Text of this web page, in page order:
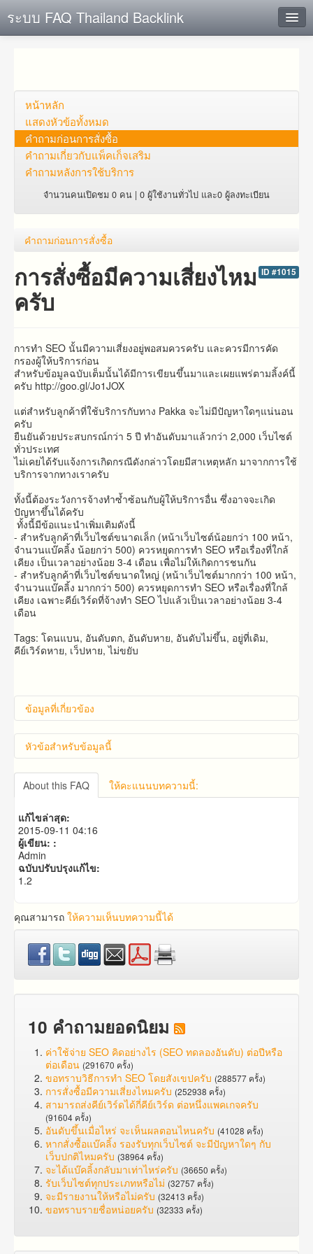
ระบบ FAQ Thailand Backlink
ตั้งคำถาม
ดูคำถาม
คุณต้องการที่จะลงทะเบียนหรือไม่?
หน้าหลัก
แสดงหัวข้อทั้งหมด
คำถาม​ก่อน​การ​สั่งซื้อ​
คำถาม​เกี่ยว​กับ​แพ็คเก็จ​เสริม
คำถามหลังการใช้บริการ
จำนวนคนเปิดชม 0 คน | 0 ผู้ใช้งานทั่วไป และ0 ผู้ลงทะเบียน
คำถาม​ก่อน​การ​สั่งซื้อ​
ID #1015
การสั่งซื้อมีความเสี่ยงไหม
ครับ
การทำ SEO นั้นมีความเสี่ยงอยู่พอสมควรครับ และควรมีการคัด
กรองผู้ให้บริการก่อน
สำหรับข้อมูลฉบับเต็มนั้นได้มีการเขียนขึ้นมาและเผยแพร่ตามลิ้งค์นี้
ครับ http://goo.gl/Jo1JOX
แต่สำหรับลูกค้าที่ใช้บริการกับทาง Pakka จะไม่มีปัญหาใดๆแน่นอน
ครับ
ยืนยันด้วยประสบกรณ์กว่า 5 ปี ทำอันดับมาแล้วกว่า 2,000 เว็บไซต์
ทั่วประเทศ
ไม่เคยได้รับแจ้งการเกิดกรณีดังกล่าวโดยมีสาเหตุหลัก มาจากการใช้
บริการจากทางเราครับ
ทั้งนี้ต้องระวังการจ้างทำซ้ำซ้อนกับผู้ให้บริการอื่น ซึ่งอาจจะเกิด
ปัญหาขึ้นได้ครับ
ทั้งนี้มีข้อแนะนำเพิ่มเติมดังนี้
- สำหรับลูกค้าที่เว็บไซต์ขนาดเล็ก (หน้าเว็บไซต์น้อยกว่า 100 หน้า,
จำนวนแบ๊คลิ้ง น้อยกว่า 500) ควรหยุดการทำ SEO หรือเรื่องที่ใกล้
เคียง เป็นเวลาอย่างน้อย 3-4 เดือน เพื่อไม่ให้เกิดการชนกัน
- สำหรับลูกค้าที่เว็บไซต์ขนาดใหญ่ (หน้าเว็บไซต์มากกว่า 100 หน้า,
จำนวนแบ๊คลิ้ง มากกว่า 500) ควรหยุดการทำ SEO หรือเรื่องที่ใกล้
เคียง เฉพาะคีย์เวิร์ดที่จ้างทำ SEO ไปแล้วเป็นเวลาอย่างน้อย 3-4
เดือน
Tags: โดนแบน, อันดับตก, อันดับหาย, อันดับไม่ขึ้น, อยู่ที่เดิม,
คีย์เวิร์ดหาย, เว็ปหาย, ไม่ขยับ
ข้อมูลที่เกี่ยวข้อง
หัวข้อสำหรับข้อมูลนี้
คำถาม​ก่อน​การ​สั่งซื้อ​
คำถาม​เกี่ยว​กับ​แพ็คเก็จ​เสริม
About this FAQ ให้คะแนนบทความนี้:
แก้ไขล่าสุด:
2015-09-11 04:16
ผู้เขียน: :
Admin
ฉบับปรับปรุงแก้ไข:
1.2
คุณสามารถ ให้ความเห็นบทความนี้ได้
10 คำถามยอดนิยม
ค่าใช้จ่าย SEO คิดอย่างไร (SEO ทดลองอันดับ) ต่อปีหรือ
ต่อเดือน (291670 ครั้ง)
ขอทราบวิธีการทำ SEO โดยสังเขปครับ (288577 ครั้ง)
การสั่งซื้อมีความเสี่ยงไหมครับ (252938 ครั้ง)
สามารถส่งคีย์เวิร์ดได้กี่คีย์เวิร์ด ต่อหนึ่งแพคเกจครับ
(91604 ครั้ง)
อันดับขึ้นเมื่อไหร่ จะเห็นผลตอนไหนครับ (41028 ครั้ง)
หากสั่งซื้อแบ๊คลิ้ง รองรับทุกเว็บไซต์ จะมีปัญหาใดๆ กับ
เว็บปกติไหมครับ (38964 ครั้ง)
จะได้แบ๊คลิ้งกลับมาเท่าไหร่ครับ (36650 ครั้ง)
รับเว็บไซต์ทุกประเภทหรือไม่ (32757 ครั้ง)
จะมีรายงานให้หรือไม่ครับ (32413 ครั้ง)
ขอทราบรายชื่อหน่อยครับ (32333 ครั้ง)